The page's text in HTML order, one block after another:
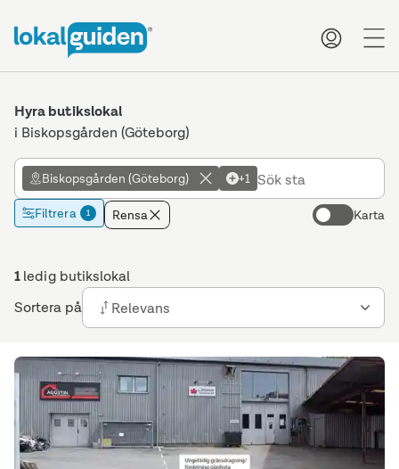
Hyra butikslokal
i Biskopsgården (Göteborg)
Biskopsgården (Göteborg) +1
Filtrera 1 Rensa Karta
1ledig butikslokal
Sortera på
Relevans